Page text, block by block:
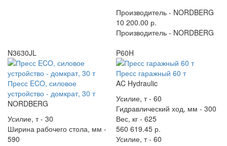
Производитель - NORDBERG
10 200.00 р.
Производитель - NORDBERG
N3630JL
Пресс ECO, силовое
устройство - домкрат, 30 т
NORDBERG
Усилие, т - 30
Ширина рабочего стола, мм -
590
P60H
Пресс гаражный 60 т
AC Hydraulic
Усилие, т - 60
Гидравлический ход, мм - 300
Вес, кг - 625
560 619.45 р.
Усилие, т - 60